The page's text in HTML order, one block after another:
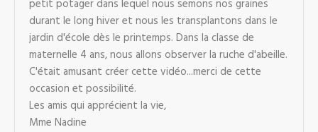
petit potager dans lequel nous semons nos graines
durant le long hiver et nous les transplantons dans le
jardin d'école dès le printemps. Dans la classe de
maternelle 4 ans, nous allons observer la ruche d'abeille.
C'était amusant créer cette vidéo...merci de cette
occasion et possibilité.
Les amis qui apprécient la vie,
Mme Nadine